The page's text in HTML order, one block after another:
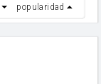
popularidad